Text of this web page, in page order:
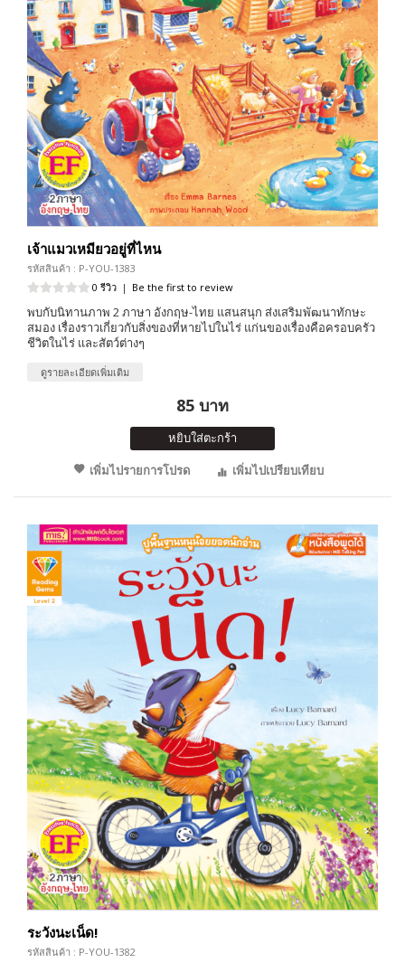
เจ้าแมวเหมียวอยู่ที่ไหน
รหัสสินค้า : P-YOU-1383
0 รีวิว | Be the first to review
พบกับนิทานภาพ 2 ภาษา อังกฤษ-ไทย แสนสนุก ส่งเสริมพัฒนาทักษะ
สมอง เรื่องราวเกี่ยวกับสิ่งของที่หายไปในไร่ แก่นของเรื่องคือครอบครัว
ชีวิตในไร่ และสัตว์ต่างๆ
ดูรายละเอียดเพิ่มเติม
85 บาท
หยิบใส่ตะกร้า
เพิ่มไปรายการโปรด
เพิ่มไปเปรียบเทียบ
ระวังนะเน็ด!
รหัสสินค้า : P-YOU-1382